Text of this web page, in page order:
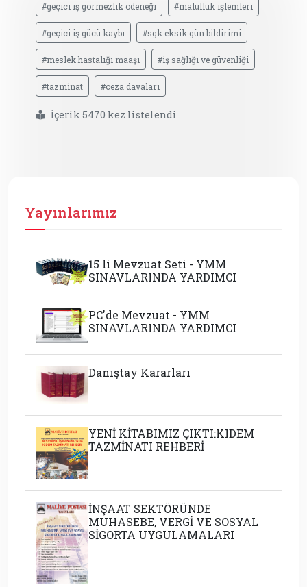
#geçici iş görmezlik ödeneği #malullük işlemleri
#geçici iş gücü kaybı #sgk eksik gün bildirimi
#meslek hastalığı maaşı #iş sağlığı ve güvenliği
#tazminat #ceza davaları
İçerik 5470 kez listelendi
Yayınlarımız
15 li Mevzuat Seti - YMM
SINAVLARINDA YARDIMCI
PC'de Mevzuat - YMM
SINAVLARINDA YARDIMCI
Danıştay Kararları
YENİ KİTABIMIZ ÇIKTI:KIDEM
TAZMİNATI REHBERİ
İNŞAAT SEKTÖRÜNDE
MUHASEBE, VERGİ VE SOSYAL
SİGORTA UYGULAMALARI